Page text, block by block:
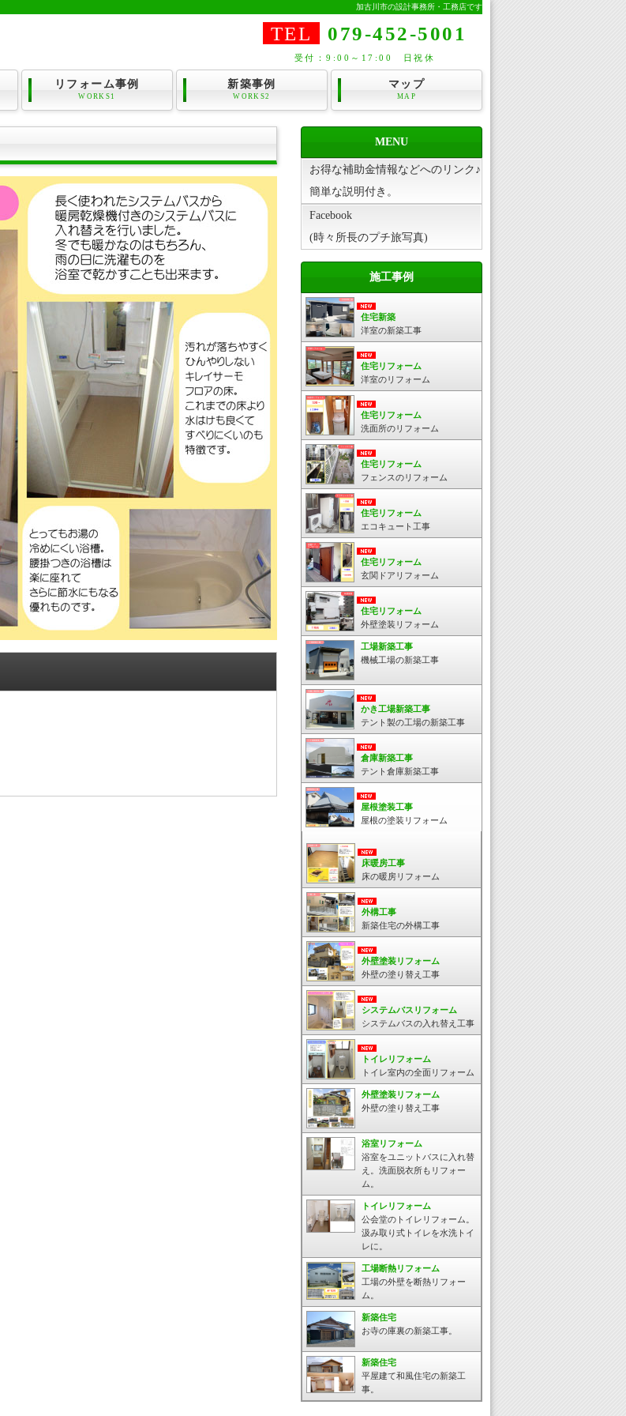
加古川市の設計事務所・工務店です
TEL 079-452-5001
受付：9:00～17:00 日祝休
リフォーム事例
WORKS1
新築事例
WORKS2
マップ
MAP
MENU
お得な補助金情報などへのリンク♪
簡単な説明付き。
Facebook
(時々所長のプチ旅写真)
施工事例
住宅新築
洋室の新築工事
住宅リフォーム
洋室のリフォーム
住宅リフォーム
洗面所のリフォーム
住宅リフォーム
フェンスのリフォーム
住宅リフォーム
エコキュート工事
住宅リフォーム
玄関ドアリフォーム
住宅リフォーム
外壁塗装リフォーム
工場新築工事
機械工場の新築工事
かき工場新築工事
テント製の工場の新築工事
倉庫新築工事
テント倉庫新築工事
屋根塗装工事
屋根の塗装リフォーム
床暖房工事
床の暖房リフォーム
外構工事
新築住宅の外構工事
外壁塗装リフォーム
外壁の塗り替え工事
システムバスリフォーム
システムバスの入れ替え工事
トイレリフォーム
トイレ室内の全面リフォーム
外壁塗装リフォーム
外壁の塗り替え工事
浴室リフォーム
浴室をユニットバスに入れ替
え。洗面脱衣所もリフォー
ム。
トイレリフォーム
公会堂のトイレリフォーム。
汲み取り式トイレを水洗トイ
レに。
工場断熱リフォーム
工場の外壁を断熱リフォー
ム。
新築住宅
お寺の庫裏の新築工事。
新築住宅
平屋建て和風住宅の新築工
事。